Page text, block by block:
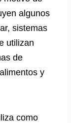
algunos
sistemas
utilizan
de
y
como